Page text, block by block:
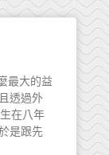
最大的益
透過外
在八年
是跟先